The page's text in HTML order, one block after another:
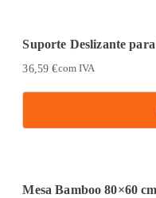
chosen
on
page
Suporte Deslizante
36,59€com IVA
Mesa Bamboo 80×60 cm